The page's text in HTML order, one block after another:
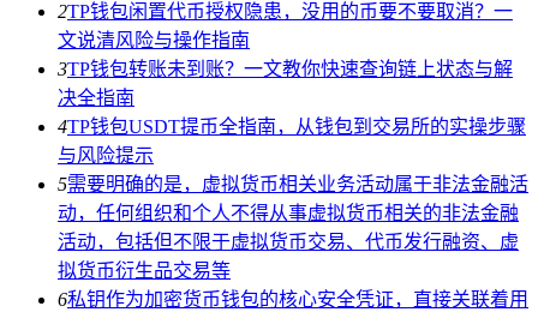
2TP钱包闲置代币授权隐患，没用的币要不要取消？一
文说清风险与操作指南
3TP钱包转账未到账？一文教你快速查询链上状态与解
决全指南
4TP钱包USDT提币全指南，从钱包到交易所的实操步骤
与风险提示
5需要明确的是，虚拟货币相关业务活动属于非法金融活
动，任何组织和个人不得从事虚拟货币相关的非法金融
活动，包括但不限于虚拟货币交易、代币发行融资、虚
拟货币衍生品交易等
6私钥作为加密货币钱包的核心安全凭证，直接关联着用